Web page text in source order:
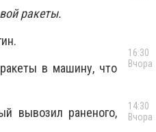
ракеты.
в машину, что
вывозил раненого,
16:30
Вчора
14:30
Вчора